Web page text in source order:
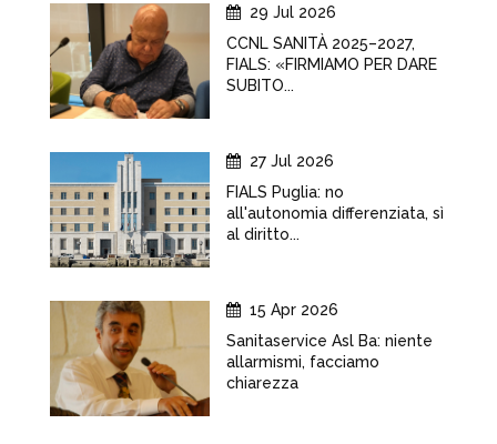
29 Jul 2026
CCNL SANITÀ 2025–2027,
FIALS: «FIRMIAMO PER DARE
SUBITO...
27 Jul 2026
FIALS Puglia: no
all'autonomia differenziata, sì
al diritto...
15 Apr 2026
Sanitaservice Asl Ba: niente
allarmismi, facciamo
chiarezza